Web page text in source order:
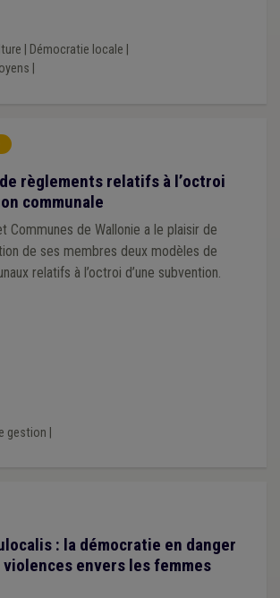
Démocratie locale
règlements relatifs à l’octroi
communale
Communes de Wallonie a le plaisir de
de ses membres deux modèles de
relatifs à l’octroi d’une subvention.
gestion
: la démocratie en danger
envers les femmes